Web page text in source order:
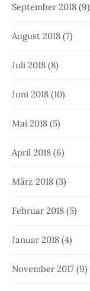
September 2018 (9)
August 2018 (7)
Juli 2018 (8)
Juni 2018 (10)
Mai 2018 (5)
April 2018 (6)
März 2018 (3)
Februar 2018 (5)
Januar 2018 (4)
November 2017 (9)